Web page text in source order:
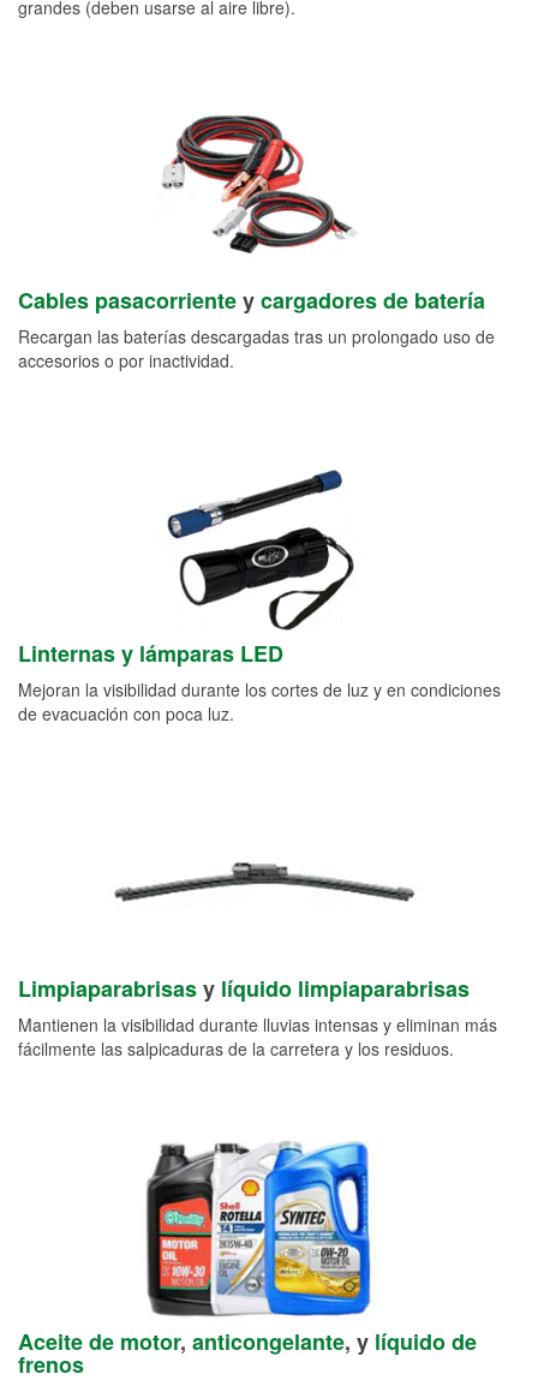
grandes (deben usarse al aire libre).
Cables pasacorrienteycargadores de batería
Recargan las baterías descargadas tras un prolongado uso de
accesorios o por inactividad.
Linternas y lámparas LED
Mejoran la visibilidad durante los cortes de luz y en condiciones
de evacuación con poca luz.
Limpiaparabrisasy líquido limpiaparabrisas
Mantienen la visibilidad durante lluvias intensas y eliminan más
fácilmente las salpicaduras de la carretera y los residuos.
Aceite de motor, anticongelante, y líquido de
frenos